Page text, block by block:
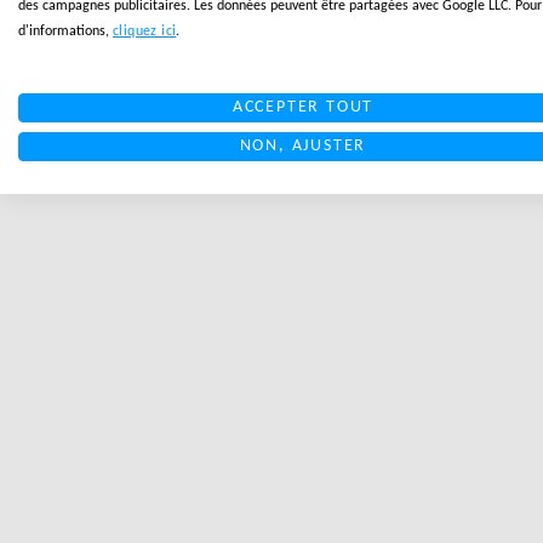
des campagnes publicitaires. Les données peuvent être partagées avec Google LLC.
d'informations, cliquez ici.
ACCEPTER TOUT
NON, AJUSTER